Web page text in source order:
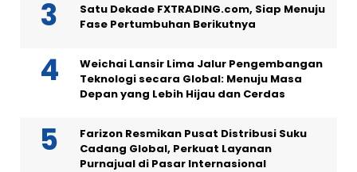
Satu Dekade FXTRADING.com, Siap Menuju
Fase Pertumbuhan Berikutnya
Weichai Lansir Lima Jalur Pengembangan
Teknologi secara Global: Menuju Masa
Depan yang Lebih Hijau dan Cerdas
Farizon Resmikan Pusat Distribusi Suku
Cadang Global, Perkuat Layanan
Purnajual di Pasar Internasional